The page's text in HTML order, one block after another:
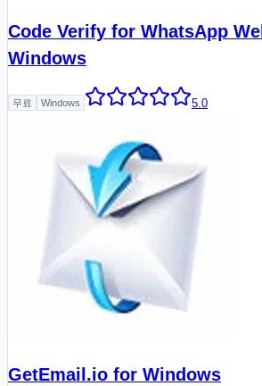
Code Verify for WhatsApp
Windows
무료 Windows 5.0
GetEmail.io for Windows